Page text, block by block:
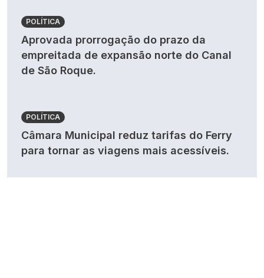
POLÍTICA
Aprovada prorrogação do prazo da
empreitada de expansão norte do Canal
de São Roque.
POLÍTICA
Câmara Municipal reduz tarifas do Ferry
para tornar as viagens mais acessíveis.